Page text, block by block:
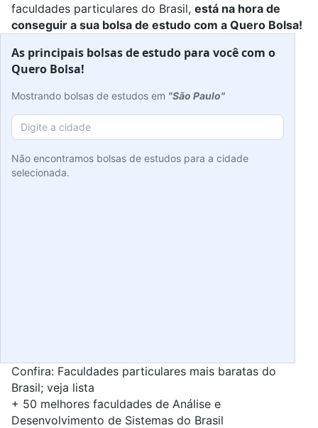
faculdades particulares do Brasil, está na hora de
conseguir a sua bolsa de estudo com a Quero Bolsa!
As principais bolsas de estudo para você com o
Quero Bolsa!
Mostrando bolsas de estudos em "São Paulo"
Não encontramos bolsas de estudos para a cidade
selecionada.
Confira: Faculdades particulares mais baratas do
Brasil; veja lista
+ 50 melhores faculdades de Análise e
Desenvolvimento de Sistemas do Brasil